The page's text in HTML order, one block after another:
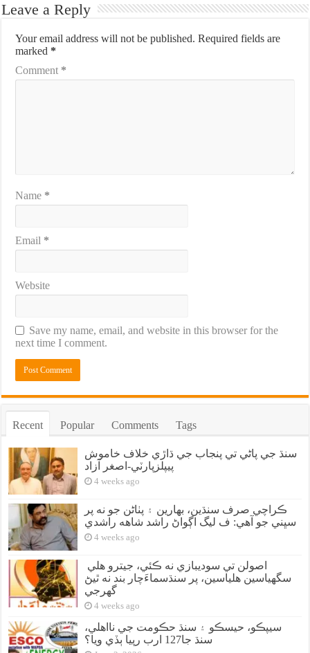
Leave a Reply
Your email address will not be published. Required fields are
marked *
Comment *
Name *
Email *
Website
Save my name, email, and website in this browser for the
next time I comment.
Recent Popular Comments Tags
سنڌ جي پاڻي تي پنجاب جي ڌاڙي خلاف خاموش
پيپلزپارٽي-اصغر آزاد
4 weeks ago
ڪراچي صرف سنڌين، بهارين ۽ پٺاڻن جو نه پر
سڀني جو آهي: ف ليگ اڳواڻ راشد شاهه راشدي
4 weeks ago
سگهياسين هلياسين، پر سنڌسماءَچار بند نه ٿيڻ
گهرجي
4 weeks ago
سيپڪو، حيسڪو ۽ سنڌ حڪومت جي نااهلي،
سنڌ جا127 ارب رپيا ٻڏي ويا؟